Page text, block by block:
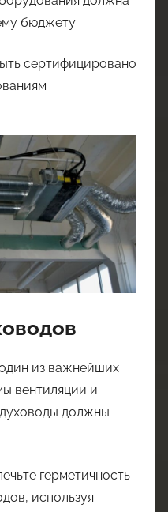
бюджету.
сертифицировано
из важнейших
вентиляции и
должны
герметичность
используя